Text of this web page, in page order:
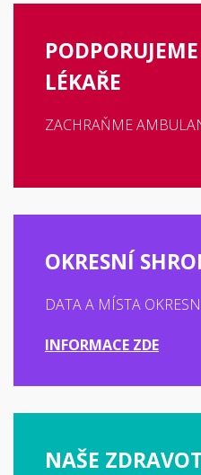
LÉKAŘE
ZACHRAŇME
OKRESNÍ
DATA A MÍSTA
INFORMACE ZDE
NAŠE